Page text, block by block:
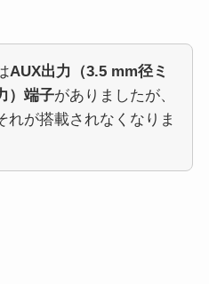
AUX出力（3.5 mm径ミ
）端子がありましたが、
れが搭載されなくなりま